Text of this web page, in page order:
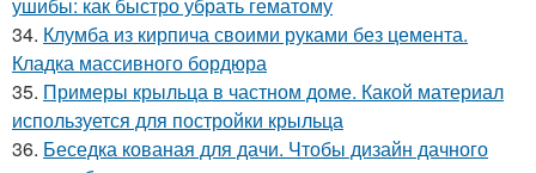
34. Клумба из кирпича своими руками без цемента.
Кладка массивного бордюра
35. Примеры крыльца в частном доме. Какой материал
используется для постройки крыльца
36. Беседка кованая для дачи. Чтобы дизайн дачного